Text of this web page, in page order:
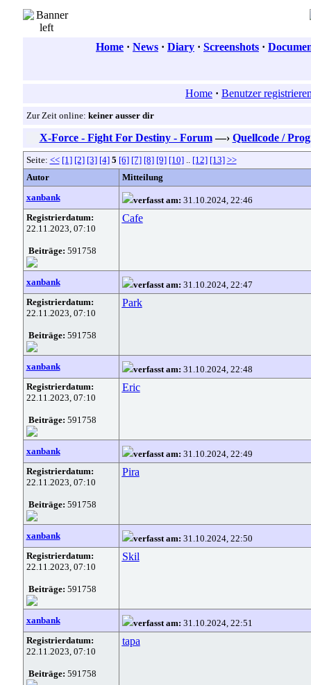
Home · News · Diary · Screenshots ·
Home · Benutzer
Zur Zeit online: keiner ausser dir
X-Force - Fight For Destiny - Forum —› Quellcode /
Seite: << [1] [2] [3] [4] 5 [6] [7] [8] [9] [10].. [12] [13] >>
Autor
Mitteilung
xanbank
verfasst am: 31.10.2024, 22:46
Registrierdatum:
22.11.2023, 07:10
Beiträge: 591758
Cafe
xanbank verfasst am: 31.10.2024, 22:47
Registrierdatum:
22.11.2023, 07:10
Beiträge: 591758
Park
xanbank verfasst am: 31.10.2024, 22:48
Registrierdatum:
22.11.2023, 07:10
Beiträge: 591758
Eric
xanbank verfasst am: 31.10.2024, 22:49
Registrierdatum:
22.11.2023, 07:10
Beiträge: 591758
Pira
xanbank verfasst am: 31.10.2024, 22:50
Registrierdatum:
22.11.2023, 07:10
Beiträge: 591758
Skil
xanbank verfasst am: 31.10.2024, 22:51
Registrierdatum:
22.11.2023, 07:10
Beiträge: 591758
tapa